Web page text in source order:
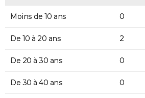
Moins de 10 ans 0
De 10 à 20 ans 2
De 20 à 30 ans 0
De 30 à 40 ans 0